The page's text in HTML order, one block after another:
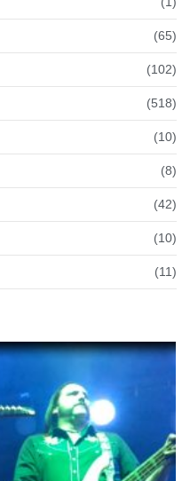
(65)
(102)
(518)
(10)
(8)
(42)
(10)
(11)